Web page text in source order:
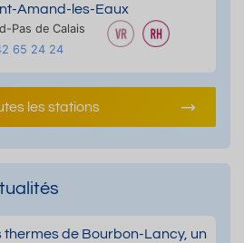
Amand-les-Eaux
Pas de Calais
65 24 24
les stations
thermes de Bourbon-Lancy, un